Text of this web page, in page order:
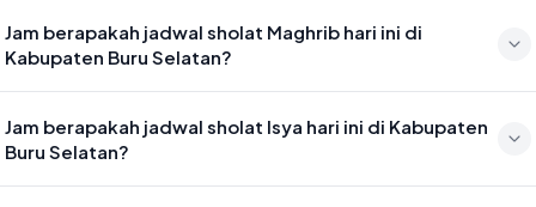
16:03
Jam berapakah jadwal sholat Maghrib hari ini di
Kabupaten Buru Selatan?
18:41
Jam berapakah jadwal sholat Isya hari ini di Kabupaten
Buru Selatan?